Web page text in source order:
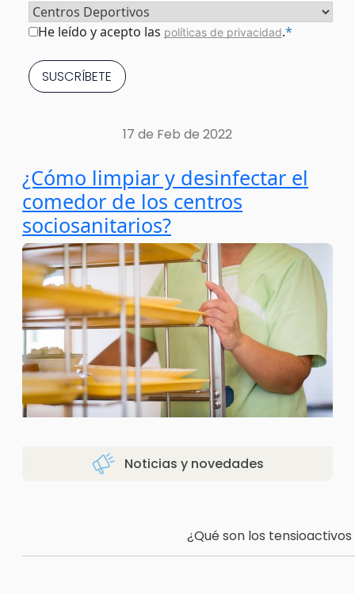
Sector*
Consentimiento*
He leído y acepto las políticas de privacidad.*
17 de Feb de 2022
¿Cómo limpiar y desinfectar el
comedor de los centros
sociosanitarios?
Noticias y novedades
¿Qué son los